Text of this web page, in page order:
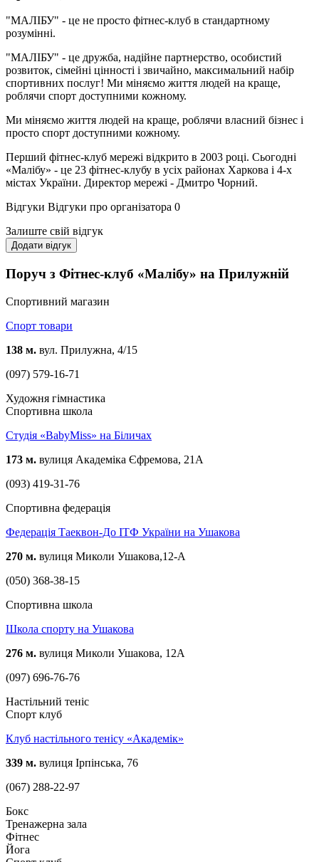
"МАЛІБУ" - це не просто фітнес-клуб в стандартному
розумінні.
"МАЛІБУ" - це дружба, надійне партнерство, особистий
розвиток, сімейні цінності і звичайно, максимальний набір
спортивних послуг! Ми міняємо життя людей на краще,
роблячи спорт доступними кожному.
Ми міняємо життя людей на краще, роблячи власний бізнес і
просто спорт доступними кожному.
Перший фітнес-клуб мережі відкрито в 2003 році. Сьогодні
«Малібу» - це 23 фітнес-клубу в усіх районах Харкова і 4-х
містах України. Директор мережі - Дмитро Чорний.
Відгуки Відгуки про організатора 0
Залиште свій відгук
Додати відгук
Поруч з Фітнес-клуб «Малібу» на Прилужній
Спортивний магазин
Спорт товари
138 м. вул. Прилужна, 4/15
(097) 579-16-71
Художня гімнастика
Спортивна школа
Студія «BabyMiss» на Біличах
173 м. вулиця Академіка Єфремова, 21А
(093) 419-31-76
Спортивна федерація
Федерація Таеквон-До ІТФ України на Ушакова
270 м. вулиця Миколи Ушакова,12-А
(050) 368-38-15
Спортивна школа
Школа спорту на Ушакова
276 м. вулиця Миколи Ушакова, 12А
(097) 696-76-76
Настільний теніс
Спорт клуб
Клуб настільного тенісу «Академік»
339 м. вулиця Ірпінська, 76
(067) 288-22-97
Бокс
Тренажерна зала
Фітнес
Йога